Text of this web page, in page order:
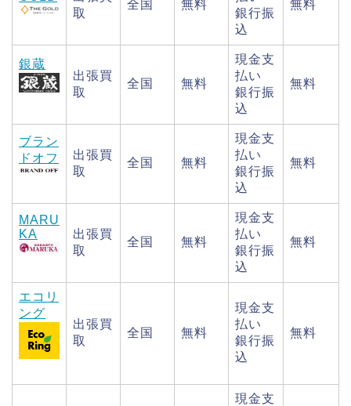
取
全国 無料
銀行振
込
無料
銀蔵
出張買
取
全国 無料
現金支
払い
銀行振
込
無料
ブラン
ドオフ
出張買
取
全国 無料
現金支
払い
銀行振
込
無料
MARU
KA
出張買
取
全国 無料
現金支
払い
銀行振
込
無料
エコリ
ング
出張買
取
全国 無料
現金支
払い
銀行振
込
無料
現金支